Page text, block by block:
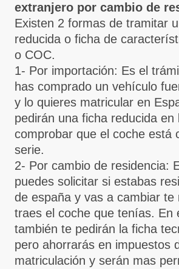
extranjero por cambio de
Existen 2 formas de tramitar
reducida o ficha de
o COC.
1- Por importación: Es el
has comprado un vehículo
y lo quieres matricular en
pedirán una ficha reducida en
comprobar que el coche está
serie.
2- Por cambio de residencia:
puedes solicitar si estabas
de españa y vas a cambiar te
traes el coche que tenías. En
también te pedirán la ficha
pero ahorrarás en impuestos
matriculación y serán mas